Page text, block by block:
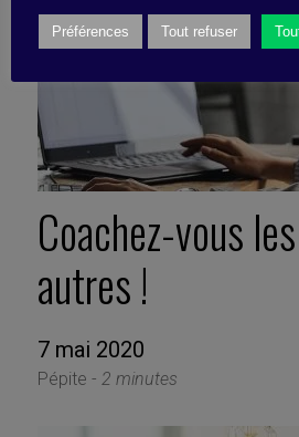
Coachez-vous
autres !
7 mai 2020
Pépite - 2 minutes
Préférences Tout refuser